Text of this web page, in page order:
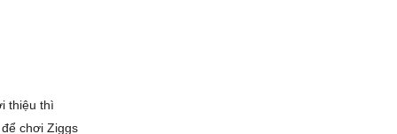
thiệu thì
chơi Ziggs